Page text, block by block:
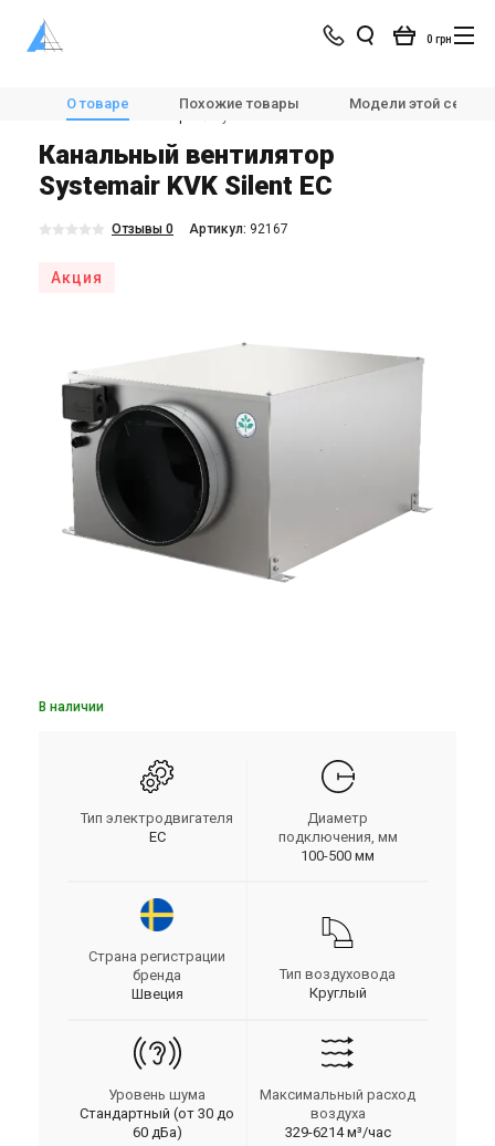
0 грн
Магазин Вентиляция
Вентиляторы
Канальные вентиляторы
Systemair KVK Silent EC
О товаре Похожие товары Модели этой серии
Канальный вентилятор
Systemair KVK Silent EC
Отзывы 0 Aртикул: 92167
Акция
В наличии
Тип электродвигателя
EC
Диаметр
подключения, мм
100-500 мм
Страна регистрации
бренда
Швеция
Тип воздуховода
Круглый
Уровень шума
Стандартный (от 30 до
60 дБа)
Максимальный расход
воздуха
329-6214 м³/час